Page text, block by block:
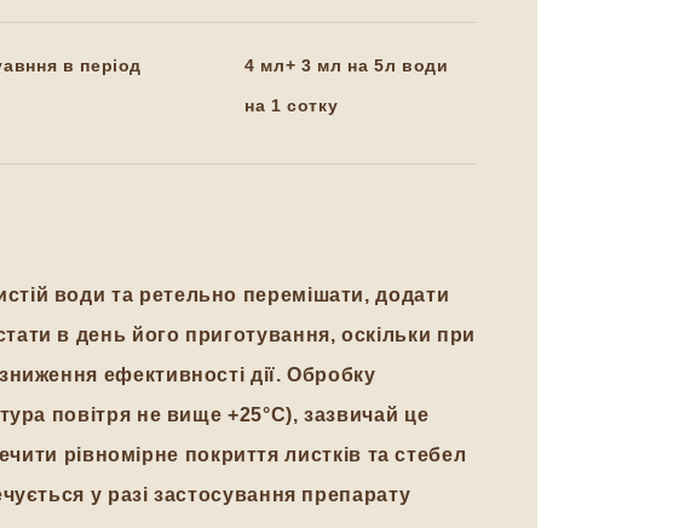
в період 4 мл+ 3 мл на 5л води
на 1 сотку
води та ретельно перемішати, додати
в день його приготування, оскільки при
ефективності дії. Обробку
повітря не вище +25°С), зазвичай це
рівномірне покриття листків та стебел
у разі застосування препарату